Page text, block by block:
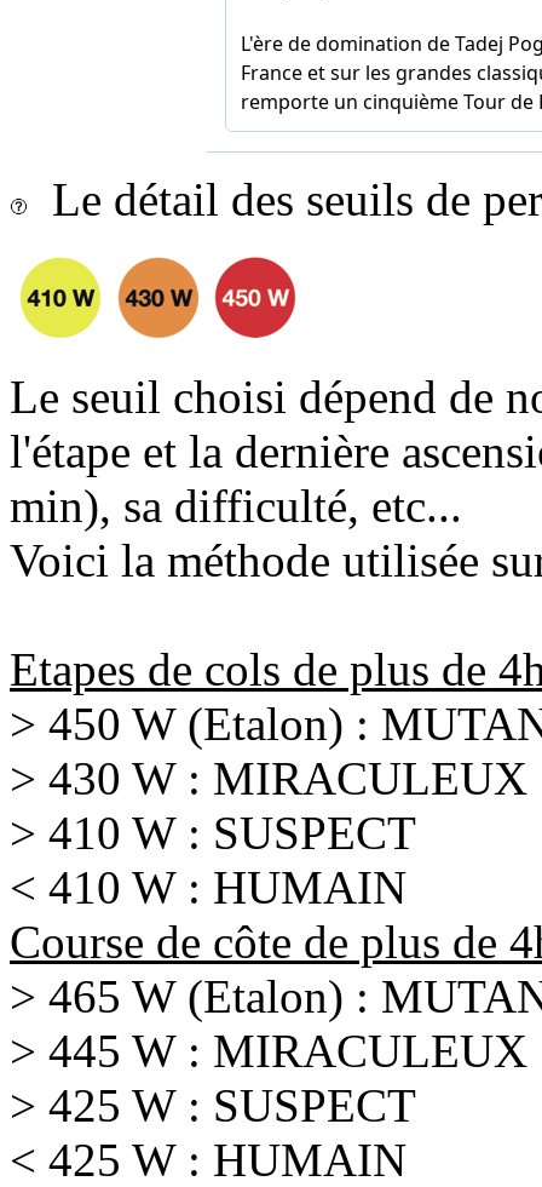
Le détail des seuils de
Le seuil choisi dépend de
l'étape et la dernière
min), sa difficulté, etc...
Voici la méthode utilisée
Etapes de cols de plus de
> 450 W (Etalon) :
> 430 W : MIRACULEUX
> 410 W : SUSPECT
< 410 W : HUMAIN
Course de côte de plus de
> 465 W (Etalon) :
> 445 W : MIRACULEUX
> 425 W : SUSPECT
< 425 W : HUMAIN